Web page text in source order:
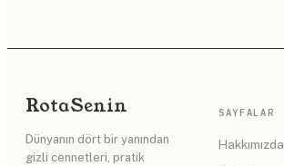
RotaSenin
Dünyanın dört bir yanından
gizli cennetleri, pratik
SAYFALAR
Hakkımızda